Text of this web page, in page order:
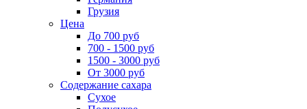
Грузия
Цена
До 700 руб
700 - 1500 руб
1500 - 3000 руб
От 3000 руб
Содержание сахара
Сухое